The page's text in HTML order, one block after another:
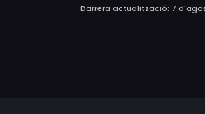
Darrera actualització: 7